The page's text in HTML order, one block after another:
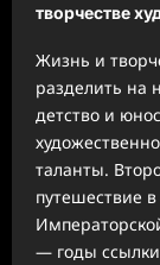
творчестве
Жизнь и
разделить на
детство и
таланты.
путешествие
— годы